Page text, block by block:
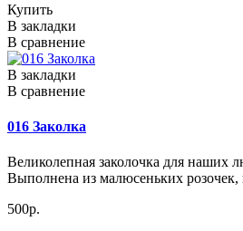
Купить
В закладки
В сравнение
В закладки
В сравнение
016 Заколка
Великолепная заколочка для наших
Выполнена из малюсеньких розочек,
500р.